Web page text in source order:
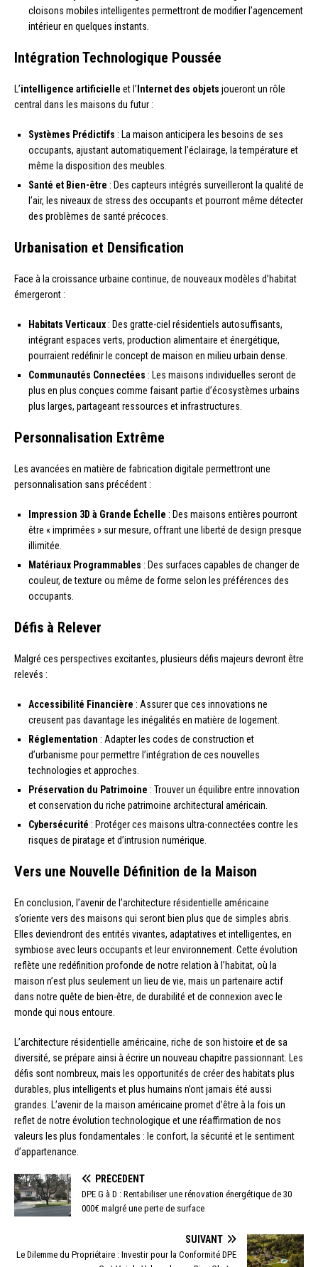
cloisons mobiles intelligentes permettront de modifier l’agencement
intérieur en quelques instants.
Intégration Technologique Poussée
L’intelligence artificielle et l’ Internet des objets joueront un rôle
central dans les maisons du futur :
Systèmes Prédictifs : La maison anticipera les besoins de ses
occupants, ajustant automatiquement l’éclairage, la température et
même la disposition des meubles.
Santé et Bien-être : Des capteurs intégrés surveilleront la qualité de
l’air, les niveaux de stress des occupants et pourront même détecter
des problèmes de santé précoces.
Urbanisation et Densification
Face à la croissance urbaine continue, de nouveaux modèles d’habitat
émergeront :
Habitats Verticaux : Des gratte-ciel résidentiels autosuffisants,
intégrant espaces verts, production alimentaire et énergétique,
pourraient redéfinir le concept de maison en milieu urbain dense.
Communautés Connectées : Les maisons individuelles seront de
plus en plus conçues comme faisant partie d’écosystèmes urbains
plus larges, partageant ressources et infrastructures.
Personnalisation Extrême
Les avancées en matière de fabrication digitale permettront une
personnalisation sans précédent :
Impression 3D à Grande Échelle : Des maisons entières pourront
être « imprimées » sur mesure, offrant une liberté de design presque
illimitée.
Matériaux Programmables : Des surfaces capables de changer de
couleur, de texture ou même de forme selon les préférences des
occupants.
Défis à Relever
Malgré ces perspectives excitantes, plusieurs défis majeurs devront être
relevés :
Accessibilité Financière : Assurer que ces innovations ne
creusent pas davantage les inégalités en matière de logement.
Réglementation : Adapter les codes de construction et
d’urbanisme pour permettre l’intégration de ces nouvelles
technologies et approches.
Préservation du Patrimoine : Trouver un équilibre entre innovation
et conservation du riche patrimoine architectural américain.
Cybersécurité : Protéger ces maisons ultra-connectées contre les
risques de piratage et d’intrusion numérique.
Vers une Nouvelle Définition de la Maison
En conclusion, l’avenir de l’architecture résidentielle américaine
s’oriente vers des maisons qui seront bien plus que de simples abris.
Elles deviendront des entités vivantes, adaptatives et intelligentes, en
symbiose avec leurs occupants et leur environnement. Cette évolution
reflète une redéfinition profonde de notre relation à l’habitat, où la
maison n’est plus seulement un lieu de vie, mais un partenaire actif
dans notre quête de bien-être, de durabilité et de connexion avec le
monde qui nous entoure.
L’architecture résidentielle américaine, riche de son histoire et de sa
diversité, se prépare ainsi à écrire un nouveau chapitre passionnant. Les
défis sont nombreux, mais les opportunités de créer des habitats plus
durables, plus intelligents et plus humains n’ont jamais été aussi
grandes. L’avenir de la maison américaine promet d’être à la fois un
reflet de notre évolution technologique et une réaffirmation de nos
valeurs les plus fondamentales : le confort, la sécurité et le sentiment
d’appartenance.
PRÉCÉDENT
DPE G à D : Rentabiliser une rénovation énergétique de 30
000€ malgré une perte de surface
SUIVANT
Le Dilemme du Propriétaire : Investir pour la Conformité DPE